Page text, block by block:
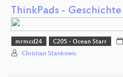
ThinkPads -
mrmcd24 C205 - Ocean Starr
Christian Stankowic